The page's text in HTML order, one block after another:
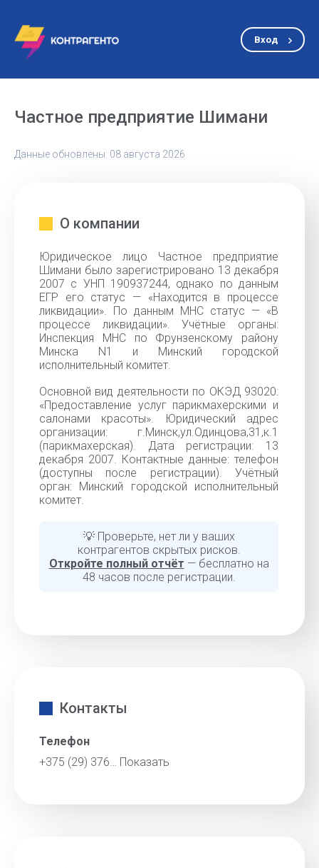
Вход
Частное предприятие Шимани
Данные обновлены: 08 августа 2026
О компании
Юридическое лицо Частное предприятие
Шимани было зарегистрировано 13 декабря
2007 с УНП 190937244, однако по данным
ЕГР его статус — «Находится в процессе
ликвидации». По данным МНС статус — «В
процессе ликвидации». Учётные органы:
Инспекция МНС по Фрунзенскому району
Минска N1 и Минский городской
исполнительный комитет.
Основной вид деятельности по ОКЭД 93020:
«Предоставление услуг парикмахерскими и
салонами красоты». Юридический адрес
организации: г.Минск,ул.Одинцова,31,к.1
(парикмахерская). Дата регистрации: 13
декабря 2007. Контактные данные: телефон
(доступны после регистрации). Учётный
орган: Минский городской исполнительный
комитет.
💡 Проверьте, нет ли у ваших
контрагентов скрытых рисков.
Откройте полный отчёт — бесплатно на
48 часов после регистрации.
Контакты
Телефон
+375 (29) 376… Показать